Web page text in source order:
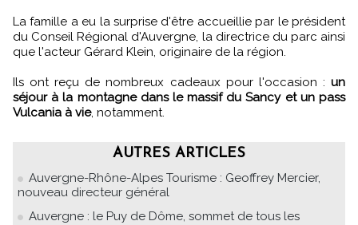
La famille a eu la surprise d'être accueillie par le président
du Conseil Régional d'Auvergne, la directrice du parc ainsi
que l'acteur Gérard Klein, originaire de la région.
Ils ont reçu de nombreux cadeaux pour l'occasion : un
séjour à la montagne dans le massif du Sancy et un pass
Vulcania à vie, notamment.
AUTRES ARTICLES
Auvergne-Rhône-Alpes Tourisme : Geoffrey Mercier,
nouveau directeur général
Auvergne : le Puy de Dôme, sommet de tous les